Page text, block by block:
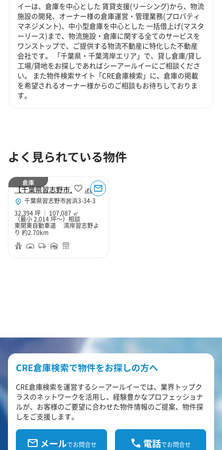
イーは、倉庫を中心とした 賃貸支援(リーシング)から、物流
施設の開発、オーナー様の倉庫運営・管理業務(プロパティ
マネジメント)、中小型倉庫を中心とした 一括借上げ(マスタ
ーリース)まで、物流施設・倉庫に関する全てのサービスを
ワンストップで、ご提供する物流不動産に特化した不動産
会社です。 「千葉県・千葉湾岸エリア」で、貸し倉庫/貸し
工場/貸地をお探しであればシーアールイーにご相談くださ
い。 また物件検索サイト「CRE倉庫検索」に、倉庫の掲載
を希望されるオーナー様からのご相談もお待ちしておりま
す。
よく見られている物件
【千葉県習志野市】Marq習志野2
千葉県習志野市茜浜3-34-3
32,394 坪
107,087 ㎡
（最小 2,014 坪～） 相談
東関東自動車道 湾岸習志野よ
り 約2.70km
倉庫
CRE倉庫検索で物件をお探しの方へ
CRE倉庫検索を運営するシーアールイーでは、業界トップク
ラスのネットワークを活用し、経験豊かなプロフェッショナ
ルが、お客様のご要望に合わせた物件情報のご提案、物件探
しをご支援します。
メールでお問合せ 電話でお問合せ